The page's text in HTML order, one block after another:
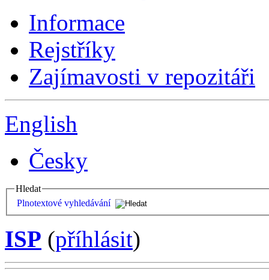
Informace
Rejstříky
Zajímavosti v repozitáři
English
Česky
Hledat
Plnotextové vyhledávání
ISP (příhlásit)